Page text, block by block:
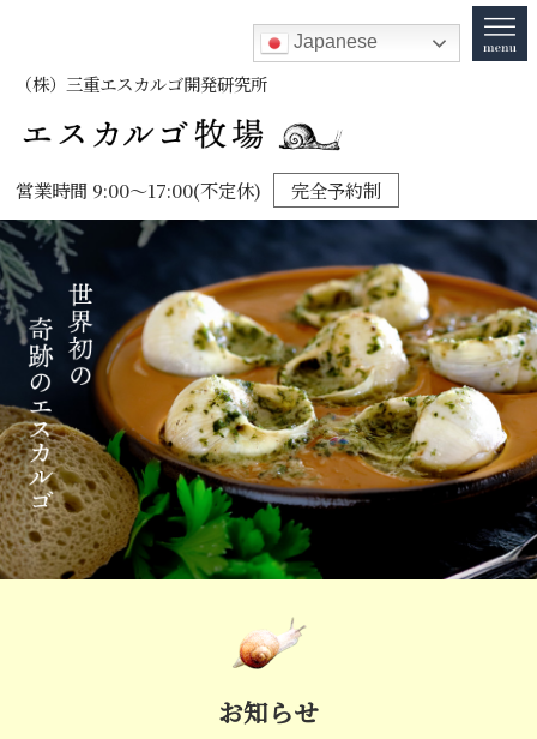
（株）三重エスカルゴ開発研究所
営業時間 9:00～17:00(不定休) 完全予約制
Japanese
お知らせ